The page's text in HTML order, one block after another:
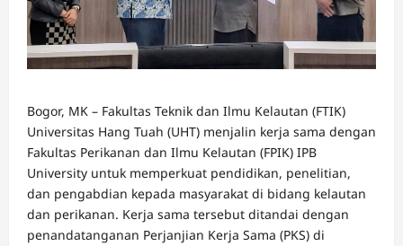
Bogor, MK – Fakultas Teknik dan Ilmu Kelautan (FTIK)
Universitas Hang Tuah (UHT) menjalin kerja sama dengan
Fakultas Perikanan dan Ilmu Kelautan (FPIK) IPB
University untuk memperkuat pendidikan, penelitian,
dan pengabdian kepada masyarakat di bidang kelautan
dan perikanan. Kerja sama tersebut ditandai dengan
penandatanganan Perjanjian Kerja Sama (PKS) di